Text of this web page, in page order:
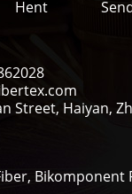
Hent
Street, Haiyan,